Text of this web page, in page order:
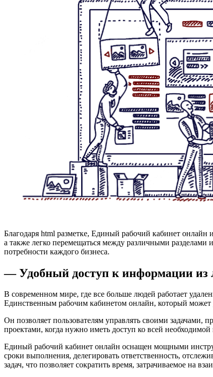
Благодаря html разметке, Единый рабочий кабинет
а также легко перемещаться между различными
потребности каждого бизнеса.
— Удобный доступ к информации из
В современном мире, где все больше людей работает
Единственным рабочим кабинетом онлайн, который может
Он позволяет пользователям управлять своими задачами,
проектами, когда нужно иметь доступ ко всей
Единый рабочий кабинет онлайн оснащен мощными
сроки выполнения, делегировать ответственность,
задач, что позволяет сократить время, затрачиваемое на